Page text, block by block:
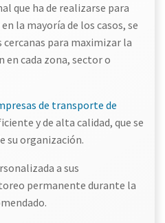
que ha de realizarse para
la mayoría de los casos, se
para maximizar la
en cada zona, sector o
de transporte de
y de alta calidad, que se
su organización.
a sus
permanente durante la